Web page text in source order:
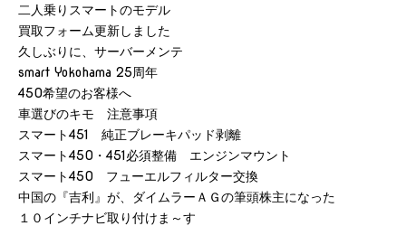
二人乗りスマートのモデル
買取フォーム更新しました
久しぶりに、サーバーメンテ
smart Yokohama 25周年
450希望のお客様へ
車選びのキモ 注意事項
スマート451 純正ブレーキパッド剥離
スマート450・451必須整備 エンジンマウント
スマート450 フューエルフィルター交換
中国の『吉利』が、ダイムラーＡＧの筆頭株主になった
１０インチナビ取り付けま～す